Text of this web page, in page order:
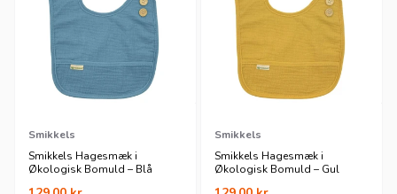
Smikkels
Smikkels Hagesmæk i
Økologisk Bomuld – Blå
Smikkels
Smikkels Hagesmæk i
Økologisk Bomuld – Gul